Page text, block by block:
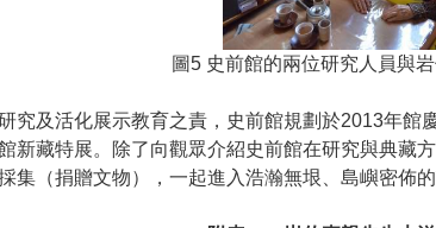
圖5 史前館的兩位研究人員與
究及活化展示教育之責，史前館規劃於2013年
新藏特展。除了向觀眾介紹史前館在研究與典藏
集（捐贈文物），一起進入浩瀚無垠、島嶼密佈